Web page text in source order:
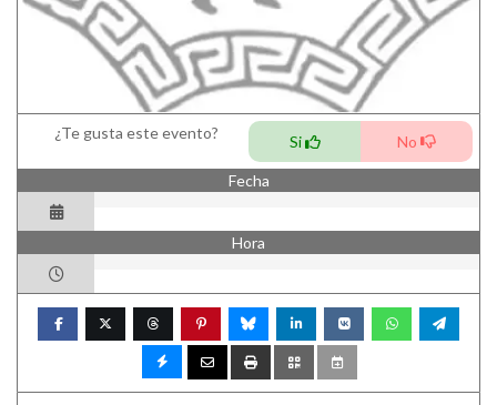
¿Te gusta este evento? Si No
Fecha
Hora